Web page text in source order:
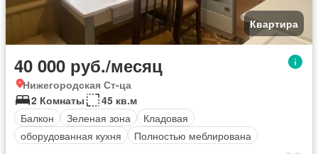
Квартира
40 000 руб./месяц
Нижегородская Ст-ца
2 Комнаты
45 кв.м
Балкон
Зеленая зона
Кладовая
оборудованная кухня
Полностью меблирована